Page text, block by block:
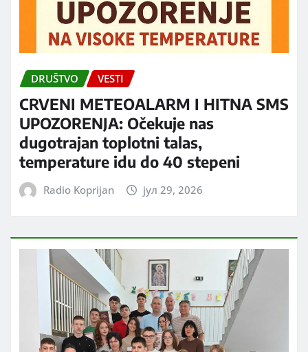
DRUŠTVO VESTI
CRVENI METEOALARM I HITNA SMS
UPOZORENJA: Očekuje nas
dugotrajan toplotni talas,
temperature idu do 40 stepeni
Radio Koprijan јул 29, 2026